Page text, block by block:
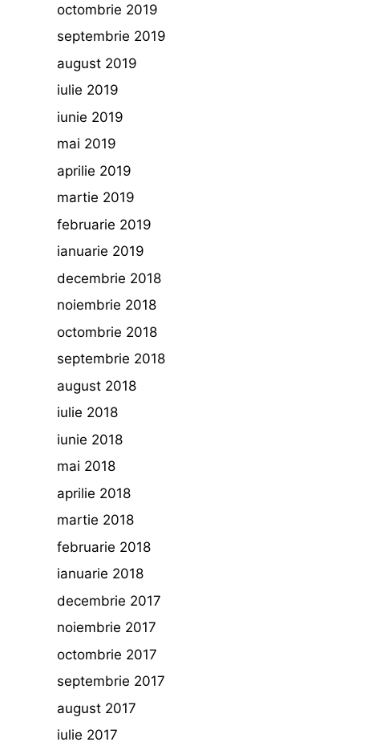
octombrie 2019
septembrie 2019
august 2019
iulie 2019
iunie 2019
mai 2019
aprilie 2019
martie 2019
februarie 2019
ianuarie 2019
decembrie 2018
noiembrie 2018
octombrie 2018
septembrie 2018
august 2018
iulie 2018
iunie 2018
mai 2018
aprilie 2018
martie 2018
februarie 2018
ianuarie 2018
decembrie 2017
noiembrie 2017
octombrie 2017
septembrie 2017
august 2017
iulie 2017